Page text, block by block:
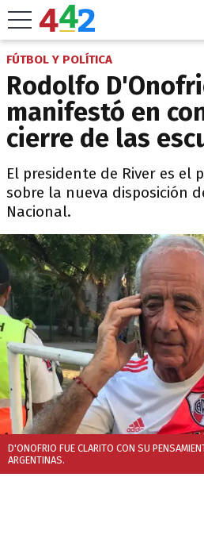
FÚTBOL Y POLÍTICA
Rodolfo
manifestó en
cierre de las
El presidente de River es el
sobre la nueva disposición
Nacional.
D'ONOFRIO FUE CLARITO CON SU
ARGENTINAS.